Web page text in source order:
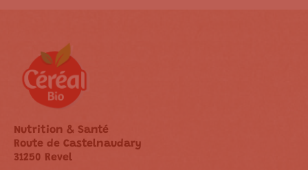
Nutrition & Santé
Route de Castelnaudary
31250 Revel